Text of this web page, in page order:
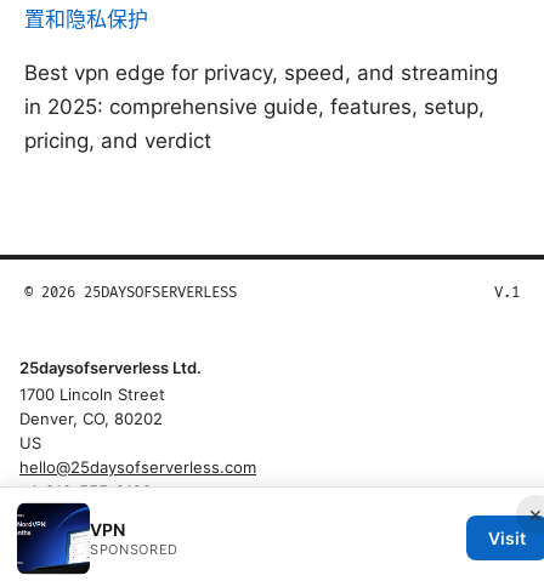
置和隐私保护
Best vpn edge for privacy, speed, and streaming
in 2025: comprehensive guide, features, setup,
pricing, and verdict
×
VPN
SPONSORED
Visit
© 2026 25DAYSOFSERVERLESS V.1
25daysofserverless Ltd.
1700 Lincoln Street
Denver, CO, 80202
US
hello@25daysofserverless.com
+1-310-555-0199
AboutPrivacy Policy